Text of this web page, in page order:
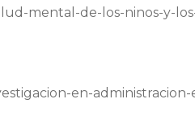
mental-de-los-ninos-y-
en-